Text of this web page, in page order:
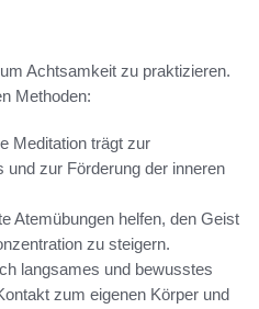
Achtsamkeit zu praktizieren.
Methoden:
Meditation trägt zur
und zur Förderung der inneren
Atemübungen helfen, den Geist
zu steigern.
langsames und bewusstes
zum eigenen Körper und